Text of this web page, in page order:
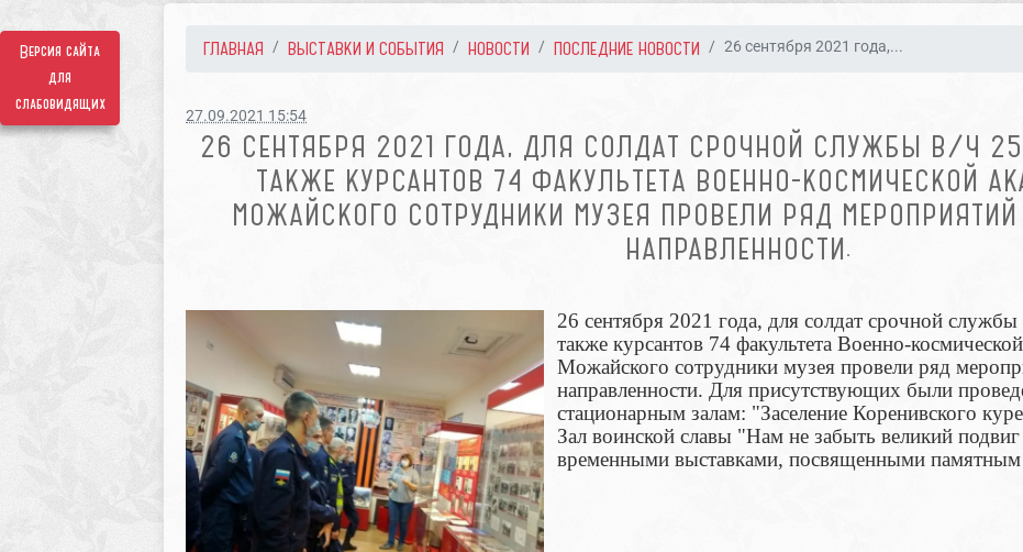
Версия сайта
для
слабовидящих
ГЛАВНАЯ ВЫСТАВКИ И СОБЫТИЯ НОВОСТИ ПОСЛЕДНИЕ НОВОСТИ 26 сентября 2021 года,...
27.09.2021 15:54
26 СЕНТЯБРЯ 2021 ГОДА, ДЛЯ СОЛДАТ СРОЧНОЙ СЛУЖБЫ В/Ч
ТАКЖЕ КУРСАНТОВ 74 ФАКУЛЬТЕТА ВОЕННО-КОСМИЧЕСКОЙ
МОЖАЙСКОГО СОТРУДНИКИ МУЗЕЯ ПРОВЕЛИ РЯД МЕРОПРИЯТИЙ
НАПРАВЛЕННОСТИ.
26 сентября 2021 года, для солдат срочной
также курсантов 74 факультета Военно-
Можайского сотрудники музея провели ряд
направленности. Для присутствующих были
стационарным залам: "Заселение Коренивского
Зал воинской славы "Нам не забыть великий
временными выставками, посвященными памятным